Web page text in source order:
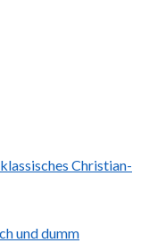
Christian-
und dumm